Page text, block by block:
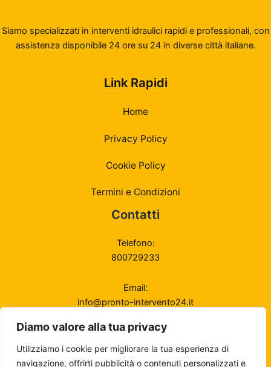
Diamo valore alla tua privacy
Utilizziamo i cookie per migliorare la tua esperienza di
navigazione, offrirti pubblicità o contenuti personalizzati e
Siamo specializzati in interventi idraulici rapidi e professionali, con
assistenza disponibile 24 ore su 24 in diverse città italiane.
Link Rapidi
Home
Privacy Policy
Cookie Policy
Termini e Condizioni
Contatti
Telefono:
800729233
Email:
info@pronto-intervento24.it
Disponibilità
24/7 — Sempre operativi